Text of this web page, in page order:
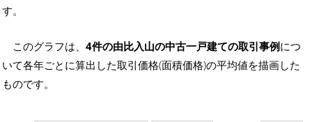
す。
このグラフは、 4件の由比入山の中古一戸建ての取引事例につ
いて各年ごとに算出した取引価格(面積価格)の平均値を描画した
ものです。